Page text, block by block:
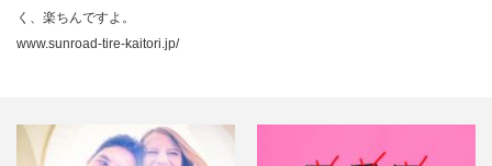
く、楽ちんですよ。
www.sunroad-tire-kaitori.jp/